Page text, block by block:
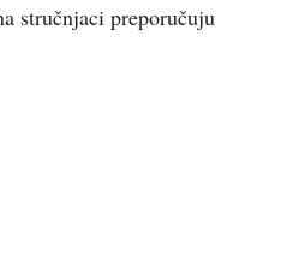
stručnjaci preporučuju